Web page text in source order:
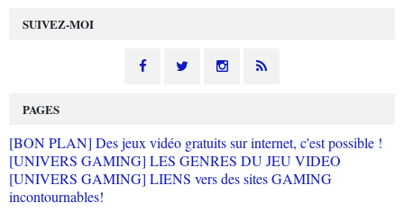
SUIVEZ-MOI
PAGES
[BON PLAN] Des jeux vidéo gratuits sur internet, c'est possible !
[UNIVERS GAMING] LES GENRES DU JEU VIDEO
[UNIVERS GAMING] LIENS vers des sites GAMING
incontournables!